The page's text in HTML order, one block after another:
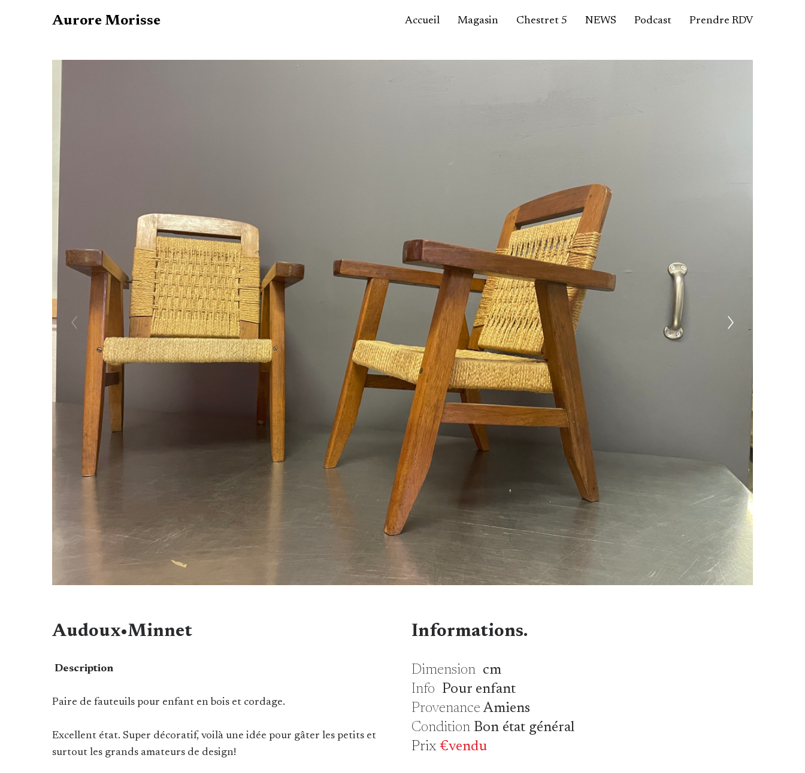
Aurore Morisse Accueil Magasin
Sculptures
Chestret 5 NEWS Podcast Prendre RDV
Audoux•Minnet
Description
Paire de fauteuils pour enfant en bois et cordage.
Excellent état. Super décoratif, voilà une idée pour gâter les petits et
surtout les grands amateurs de design!
Informations.
Dimensioncm
Info Pour enfant
Provenance Amiens
Condition Bon état général
Prix€vendu